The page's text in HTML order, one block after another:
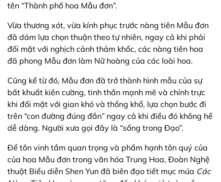
tên “Thành phố hoa Mẫu đơn”.
Vừa thương xót, vừa kính phục trước nàng tiên Mẫu đơn
đã dám lựa chọn thuận theo tự nhiên, ngay cả khi phải
đối mặt với nghịch cảnh thảm khốc, các nàng tiên hoa
đã phong Mẫu đơn làm Nữ hoàng của các loài hoa.
Cũng kể từ đó, Mẫu đơn đã trở thành hình mẫu của sự
bất khuất kiên cường, tinh thần mạnh mẽ và chính trực
khi đối mặt với gian khó và thống khổ, lựa chọn bước đi
trên “con đường đúng đắn” ngay cả khi điều đó không hề
dễ dàng. Người xưa gọi đây là “sống trong Đạo”.
Để tôn vinh tầm quan trọng và phẩm hạnh tôn quý của
của hoa Mẫu đơn trong văn hóa Trung Hoa, Đoàn Nghệ
thuật Biểu diễn Shen Yun đã biên đạo tiết mục múa Các